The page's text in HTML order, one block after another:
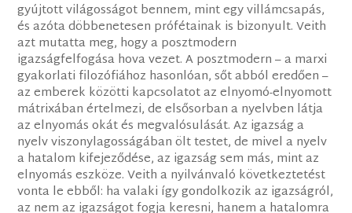
gyújtott világosságot bennem, mint egy villámcsapás,
és azóta döbbenetesen prófétainak is bizonyult. Veith
azt mutatta meg, hogy a posztmodern
igazságfelfogása hova vezet. A posztmodern – a marxi
gyakorlati filozófiához hasonlóan, sőt abból eredően –
az emberek közötti kapcsolatot az elnyomó-elnyomott
mátrixában értelmezi, de elsősorban a nyelvben látja
az elnyomás okát és megvalósulását. Az igazság a
nyelv viszonylagosságában ölt testet, de mivel a nyelv
a hatalom kifejeződése, az igazság sem más, mint az
elnyomás eszköze. Veith a nyilvánvaló következtetést
vonta le ebből: ha valaki így gondolkozik az igazságról,
az nem az igazságot fogja keresni, hanem a hatalomra